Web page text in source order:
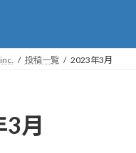
投稿一覧 2023年3月
月